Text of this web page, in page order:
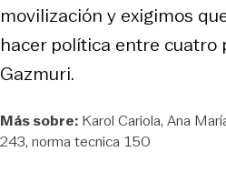
movilización y exigimos
hacer política entre cuatro
Gazmuri.
Más sobre: Karol Cariola Ana
243 norma tecnica 150